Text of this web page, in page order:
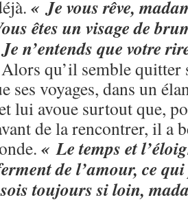
« Je vous rêve,
êtes un visage de
n’entends que votre
qu’il semble quitter
ses voyages, dans un
lui avoue surtout que,
de la rencontrer, il a
« Le temps et
de l’amour, ce
toujours si loin,